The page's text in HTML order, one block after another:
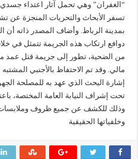
“الغفران” وهي تحمل آثار اعتداء
تسفر الأبحاث والتحريات المنجزة عن
بمدينة الرباط. وأضاف المصدر ذاته أن
دوافع ارتكاب هذه الجريمة تتمثل في
من الضحية، تطور إلى جريمة قتل عمد
مالي. وقد تم الاحتفاظ بالأجنبي
إشارة البحث الذي عهد به للمصلحة
تحت إشراف النيابة العامة المختصة،
وذلك للكشف عن جميع ظروف وملابسات
وخلفياتها الحقيقية